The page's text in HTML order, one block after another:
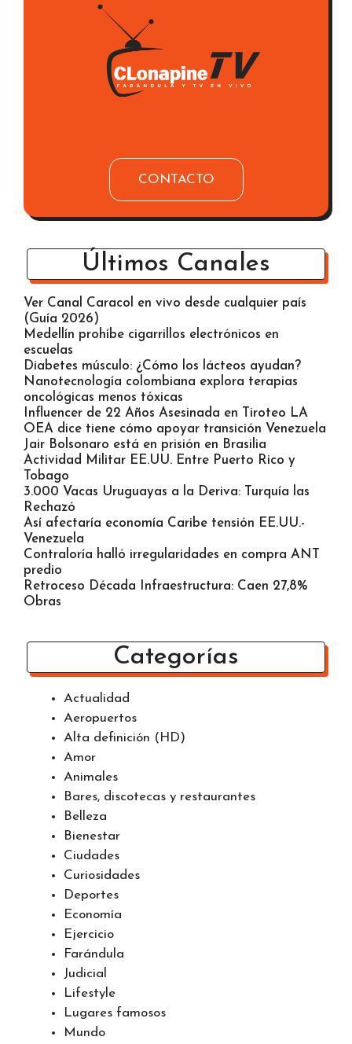
CONTACTO
Últimos Canales
Ver Canal Caracol en vivo desde cualquier país
(Guía 2026)
Medellín prohíbe cigarrillos electrónicos en
escuelas
Diabetes músculo: ¿Cómo los lácteos ayudan?
Nanotecnología colombiana explora terapias
oncológicas menos tóxicas
Influencer de 22 Años Asesinada en Tiroteo LA
OEA dice tiene cómo apoyar transición Venezuela
Jair Bolsonaro está en prisión en Brasilia
Actividad Militar EE.UU. Entre Puerto Rico y
Tobago
3.000 Vacas Uruguayas a la Deriva: Turquía las
Rechazó
Así afectaría economía Caribe tensión EE.UU.-
Venezuela
Contraloría halló irregularidades en compra ANT
predio
Retroceso Década Infraestructura: Caen 27,8%
Obras
Categorías
Actualidad
Aeropuertos
Alta definición (HD)
Amor
Animales
Bares, discotecas y restaurantes
Belleza
Bienestar
Ciudades
Curiosidades
Deportes
Economía
Ejercicio
Farándula
Judicial
Lifestyle
Lugares famosos
Mundo